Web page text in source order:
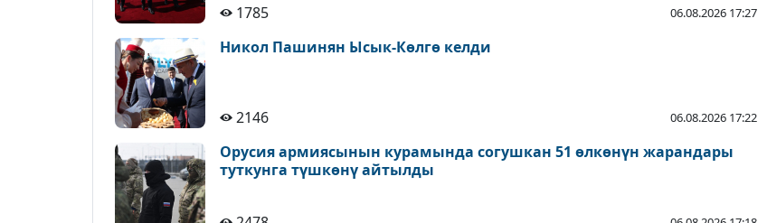
1785 06.08.2026 17:27
Никол Пашинян Ысык-Көлгө келди
2146 06.08.2026 17:22
Орусия армиясынын курамында согушкан 51 өлкөнүн жарандары
туткунга түшкөнү айтылды